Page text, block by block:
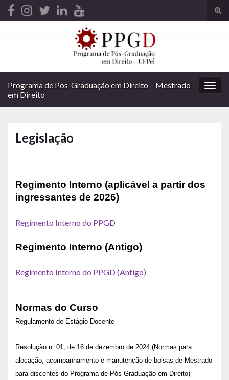
Search for:
Programa de Pós-Graduação em Direito – Mestrado
em Direito
Legislação
Regimento Interno (aplicável a partir dos
ingressantes de 2026)
Regimento Interno do PPGD
Regimento Interno (Antigo)
Regimento Interno do PPGD (Antigo)
Normas do Curso
Regulamento de Estágio Docente
Resolução n. 01, de 16 de dezembro de 2024 (Normas para
alocação, acompanhamento e manutenção de bolsas de Mestrado
para discentes do Programa de Pós-Graduação em Direito)